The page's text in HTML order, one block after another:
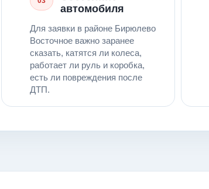
автомобиля
Для заявки в районе Бирюлево
Восточное важно заранее
сказать, катятся ли колеса,
работает ли руль и коробка,
есть ли повреждения после
ДТП.